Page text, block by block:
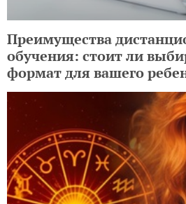
Преимущества
обучения: стоит ли
формат для вашего